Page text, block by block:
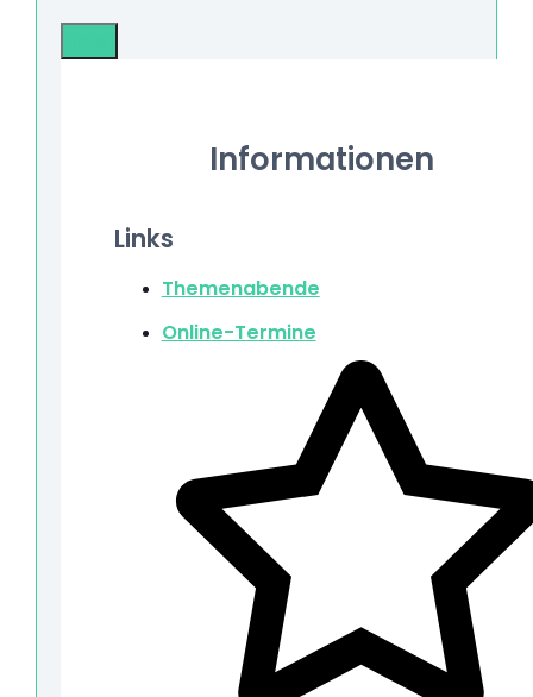
Informationen
Links
Themenabende
Online-Termine